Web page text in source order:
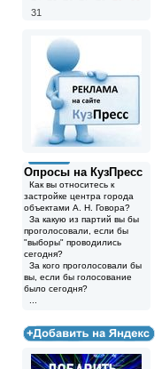
31
Опросы на КузПресс
Как вы относитесь к
застройке центра города
объектами А. Н. Говора?
За какую из партий вы бы
проголосовали, если бы
"выборы" проводились
сегодня?
За кого проголосовали бы
вы, если бы голосование
было сегодня?